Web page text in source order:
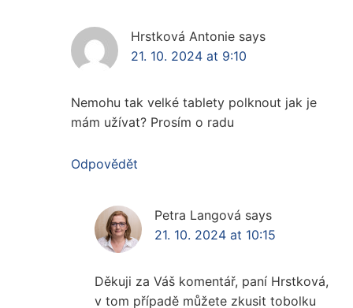
Hrstková Antonie says
21. 10. 2024 at 9:10
Nemohu tak velké tablety polknout jak je
mám užívat? Prosím o radu
Odpovědět
Petra Langová says
21. 10. 2024 at 10:15
Děkuji za Váš komentář, paní Hrstková,
v tom případě můžete zkusit tobolku